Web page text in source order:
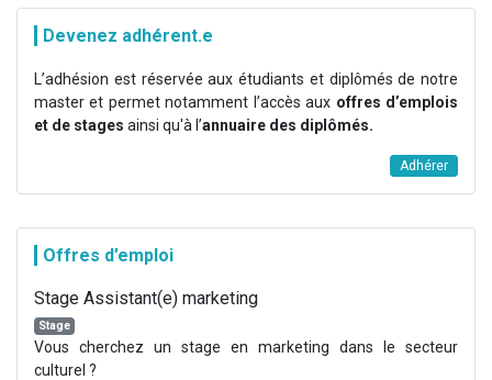
Devenez adhérent.e
L’adhésion est réservée aux étudiants et diplômés de notre
master et permet notamment l’accès aux offres d’emplois
et de stages ainsi qu'à l’annuaire des diplômés.
Adhérer
Offres d’emploi
Stage Assistant(e) marketing
Stage
Vous cherchez un stage en marketing dans le secteur
culturel ?